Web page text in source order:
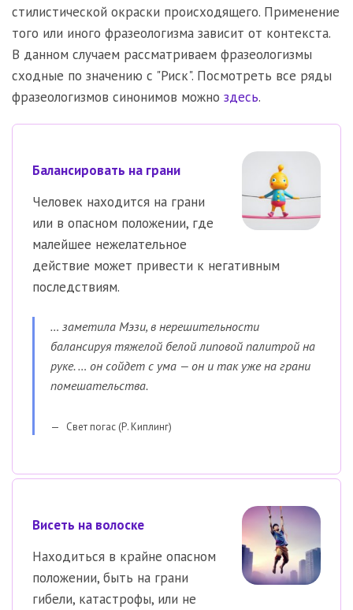
стилистической окраски происходящего. Применение
того или иного фразеологизма зависит от контекста.
В данном случаем рассматриваем фразеологизмы
сходные по значению с "Риск". Посмотреть все ряды
фразеологизмов синонимов можно здесь.
Балансировать на грани
Человек находится на грани
или в опасном положении, где
малейшее нежелательное
действие может привести к негативным
последствиям.
… заметила Мэзи, в нерешительности
балансируя тяжелой белой липовой палитрой на
руке. … он сойдет с ума — он и так уже на грани
помешательства.
Свет погас (Р. Киплинг)
Висеть на волоске
Находиться в крайне опасном
положении, быть на грани
гибели, катастрофы, или не